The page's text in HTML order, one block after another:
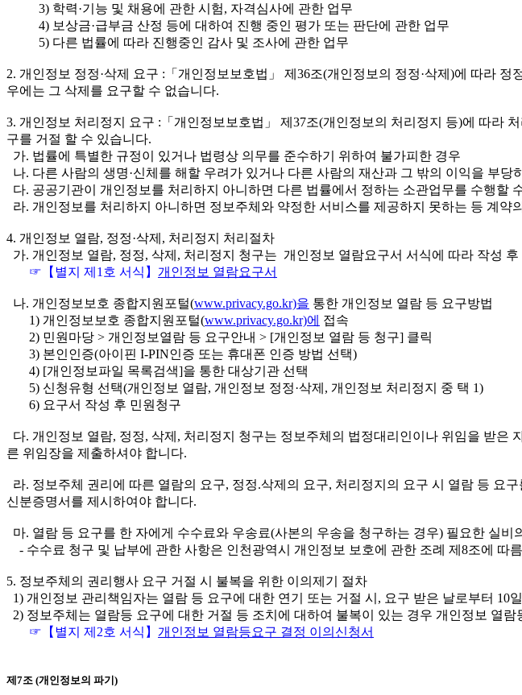
3) 학력·기능 및 채용에 관한 시험, 자격심사에 관한 업무
4) 보상금·급부금 산정 등에 대하여 진행 중인 평가 또는 판단에 관한 업무
5) 다른 법률에 따라 진행중인 감사 및 조사에 관한 업무
2. 개인정보 정정·삭제 요구 :「개인정보보호법」 제36조(개인정보의 정정·삭제)에 따라
우에는 그 삭제를 요구할 수 없습니다.
3. 개인정보 처리정지 요구 :「개인정보보호법」 제37조(개인정보의 처리정지 등)에 따라
구를 거절 할 수 있습니다.
가. 법률에 특별한 규정이 있거나 법령상 의무를 준수하기 위하여 불가피한 경우
나. 다른 사람의 생명·신체를 해할 우려가 있거나 다른 사람의 재산과 그 밖의 이익을 부당
다. 공공기관이 개인정보를 처리하지 아니하면 다른 법률에서 정하는 소관업무를 수행할
라. 개인정보를 처리하지 아니하면 정보주체와 약정한 서비스를 제공하지 못하는 등 계
4. 개인정보 열람, 정정·삭제, 처리정지 처리절차
가. 개인정보 열람, 정정, 삭제, 처리정지 청구는 개인정보 열람요구서 서식에 따라 작성
☞【별지 제1호 서식】 개인정보 열람요구서
나. 개인정보보호 종합지원포털(www.privacy.go.kr)을 통한 개인정보 열람 등 요구방법
1) 개인정보보호 종합지원포털(www.privacy.go.kr)에 접속
2) 민원마당 > 개인정보열람 등 요구안내 > [개인정보 열람 등 청구] 클릭
3) 본인인증(아이핀 I-PIN인증 또는 휴대폰 인증 방법 선택)
4) [개인정보파일 목록검색]을 통한 대상기관 선택
5) 신청유형 선택(개인정보 열람, 개인정보 정정·삭제, 개인정보 처리정지 중 택 1)
6) 요구서 작성 후 민원청구
다. 개인정보 열람, 정정, 삭제, 처리정지 청구는 정보주체의 법정대리인이나 위임을 받
른 위임장을 제출하셔야 합니다.
라. 정보주체 권리에 따른 열람의 요구, 정정.삭제의 요구, 처리정지의 요구 시 열람 등 요
신분증명서를 제시하여야 합니다.
마. 열람 등 요구를 한 자에게 수수료와 우송료(사본의 우송을 청구하는 경우) 필요한 실비
- 수수료 청구 및 납부에 관한 사항은 인천광역시 개인정보 보호에 관한 조례 제8조에 따름
5. 정보주체의 권리행사 요구 거절 시 불복을 위한 이의제기 절차
1) 개인정보 관리책임자는 열람 등 요구에 대한 연기 또는 거절 시, 요구 받은 날로부터
2) 정보주체는 열람등 요구에 대한 거절 등 조치에 대하여 불복이 있는 경우 개인정보 열
☞【별지 제2호 서식】 개인정보 열람등요구 결정 이의신청서
제7조 (개인정보의 파기)